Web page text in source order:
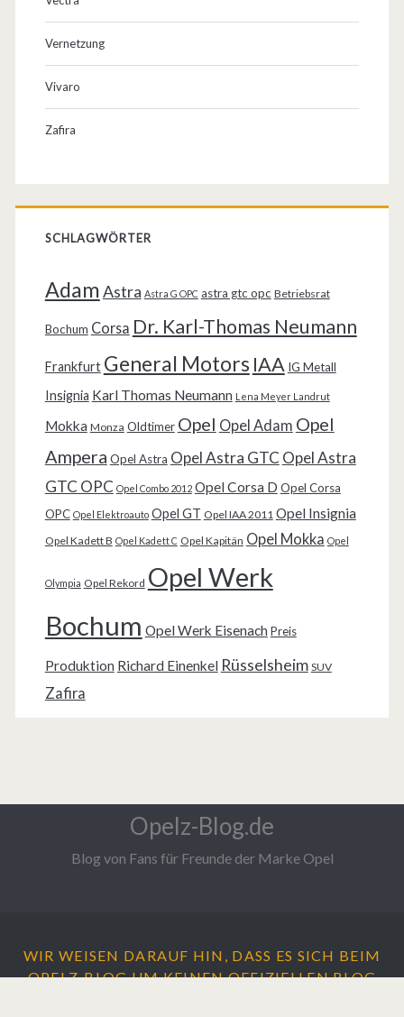
Vernetzung
Vivaro
Zafira
SCHLAGWÖRTER
AdamAstra Astra G OPC astra gtc opc Betriebsrat
Bochum Corsa Dr. Karl-Thomas Neumann
Frankfurt General Motors IAA IG Metall
Insignia Karl Thomas Neumann Lena Meyer Landrut
Mokka Monza Oldtimer Opel Opel Adam Opel
Ampera Opel Astra Opel Astra GTC Opel Astra
GTC OPC Opel Combo 2012 Opel Corsa D Opel Corsa
OPC Opel Elektroauto Opel GT Opel IAA 2011 Opel Insignia
Opel Kadett B Opel Kadett C Opel Kapitän Opel Mokka Opel
Olympia Opel Rekord Opel Werk
Bochum Opel Werk Eisenach Preis
Produktion Richard Einenkel Rüsselsheim SUV
Zafira
Opelz-Blog.de
Blog von Fans für Freunde der Marke Opel
WIR WEISEN DARAUF HIN, DASS ES SICH BEIM
OPELZ-BLOG UMKEINENOFFIZIELLEN BLOG